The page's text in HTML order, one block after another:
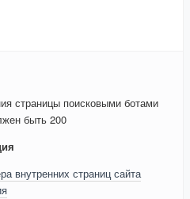
страницы поисковыми ботами
быть 200
внутренних страниц сайта